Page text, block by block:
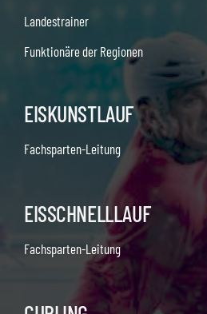
Landestrainer
Funktionäre der Regionen
EISKUNSTLAUF
Fachsparten-Leitung
EISSCHNELLLAUF
Fachsparten-Leitung